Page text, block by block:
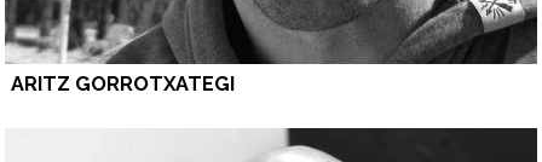
ARITZ GORROTXATEGI